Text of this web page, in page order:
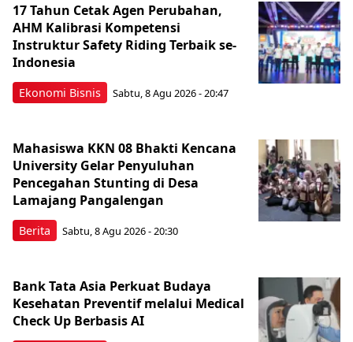
Ekonomi Bisnis
17 Tahun Cetak Agen Perubahan,
AHM Kalibrasi Kompetensi
Instruktur Safety Riding Terbaik se-
Indonesia
Sabtu, 8 Agu 2026 - 20:47
Berita
Mahasiswa KKN 08 Bhakti Kencana
University Gelar Penyuluhan
Pencegahan Stunting di Desa
Lamajang Pangalengan
Sabtu, 8 Agu 2026 - 20:30
Bank Tata Asia Perkuat Budaya
Kesehatan Preventif melalui Medical
Check Up Berbasis AI